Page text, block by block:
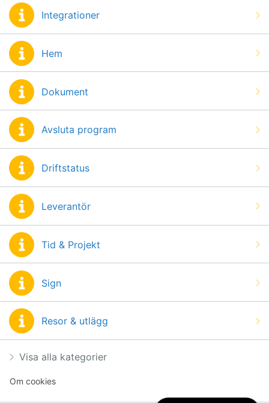
Integrationer
Hem
Dokument
Avsluta program
Driftstatus
Leverantör
Tid & Projekt
Sign
Resor & utlägg
Visa alla kategorier
Om cookies